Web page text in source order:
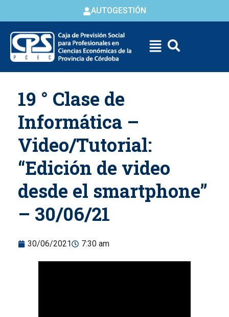
AUTOGESTIÓN
content
19 ° Clase de
Informática –
Video/Tutorial:
“Edición de video
desde el smartphone”
– 30/06/21
30/06/2021 7:30 am